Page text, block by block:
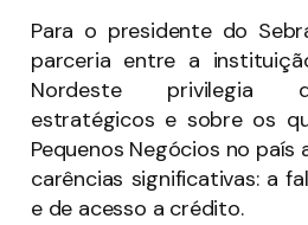
Para o presidente do
parceria entre a
Nordeste privilegia
estratégicos e sobre os
Pequenos Negócios no país
carências significativas: a
e de acesso a crédito.